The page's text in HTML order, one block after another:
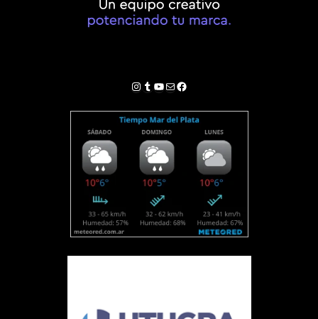
Instagram
Tumblr
YouTube
Correo electrónico
Facebook